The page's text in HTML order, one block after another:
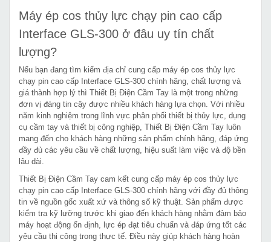
Máy ép cos thủy lực chạy pin cao cấp
Interface GLS-300 ở đâu uy tín chất
lượng?
Nếu bạn đang tìm kiếm địa chỉ cung cấp máy ép cos thủy lực
chạy pin cao cấp Interface GLS-300 chính hãng, chất lượng và
giá thành hợp lý thì Thiết Bị Điện Cầm Tay là một trong những
đơn vị đáng tin cậy được nhiều khách hàng lựa chọn. Với nhiều
năm kinh nghiệm trong lĩnh vực phân phối thiết bị thủy lực, dụng
cụ cầm tay và thiết bị công nghiệp, Thiết Bị Điện Cầm Tay luôn
mang đến cho khách hàng những sản phẩm chính hãng, đáp ứng
đầy đủ các yêu cầu về chất lượng, hiệu suất làm việc và độ bền
lâu dài.
Thiết Bị Điện Cầm Tay cam kết cung cấp máy ép cos thủy lực
chạy pin cao cấp Interface GLS-300 chính hãng với đầy đủ thông
tin về nguồn gốc xuất xứ và thông số kỹ thuật. Sản phẩm được
kiểm tra kỹ lưỡng trước khi giao đến khách hàng nhằm đảm bảo
máy hoạt động ổn định, lực ép đạt tiêu chuẩn và đáp ứng tốt các
yêu cầu thi công trong thực tế. Điều này giúp khách hàng hoàn